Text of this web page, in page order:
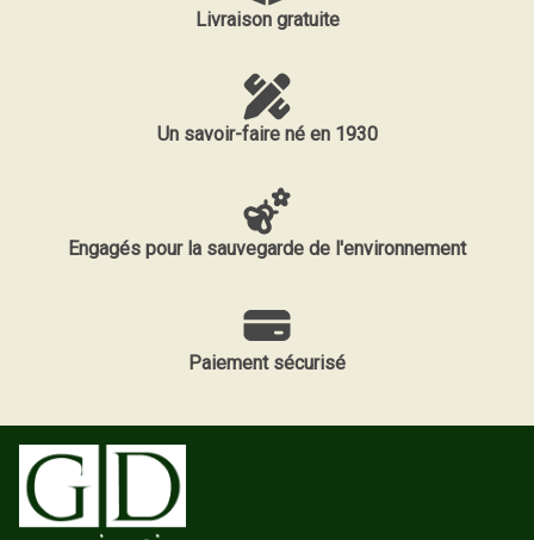
Livraison gratuite
Un savoir-faire né en 1930
Engagés pour la sauvegarde de l'environnement
Paiement sécurisé